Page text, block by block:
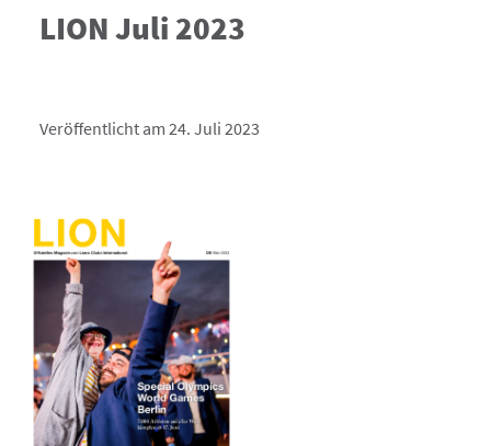
LION Juli 2023
Veröffentlicht am 24. Juli 2023